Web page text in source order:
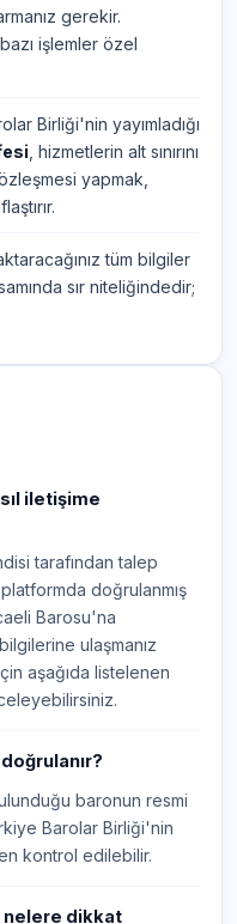
gerekir.
işlemler özel
Birliği'nin yayımladığı
, hizmetlerin alt sınırını
yapmak,
tüm bilgiler
sır niteliğindedir;
iletişime
tarafından talep
doğrulanmış
Barosu'na
ulaşmanız
aşağıda listelenen
baronun resmi
Barolar Birliği'nin
kontrol edilebilir.
nelere dikkat